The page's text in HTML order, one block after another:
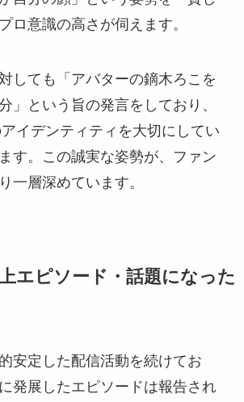
ロ意識の高さが伺えます。
しても「アバターの鏑木ろこを
」という旨の発言をしており、
イデンティティを大切にしてい
す。この誠実な姿勢が、ファン
一層深めています。
エピソード・話題になった
安定した配信活動を続けてお
発展したエピソードは報告され